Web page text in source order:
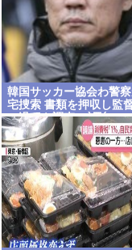
韓国サッカー協会わ警
宅捜索 書類を押収し監
の過程を調査 <\`皿´>